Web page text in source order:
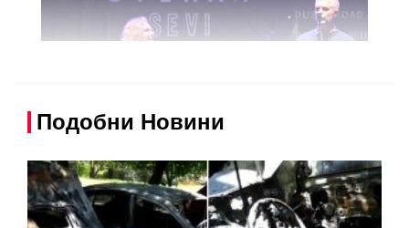
Подобни Новини